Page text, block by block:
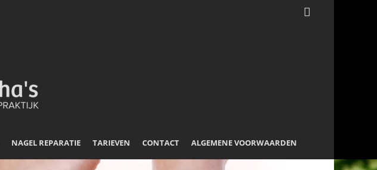
NAGEL REPARATIE TARIEVEN CONTACT ALGEMENE VOORWAARDEN